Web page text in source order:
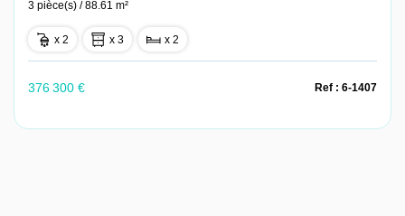
3 pièce(s) / 88.61 m²
x 2 x 3 x 2
376 300 € Ref : 6-1407